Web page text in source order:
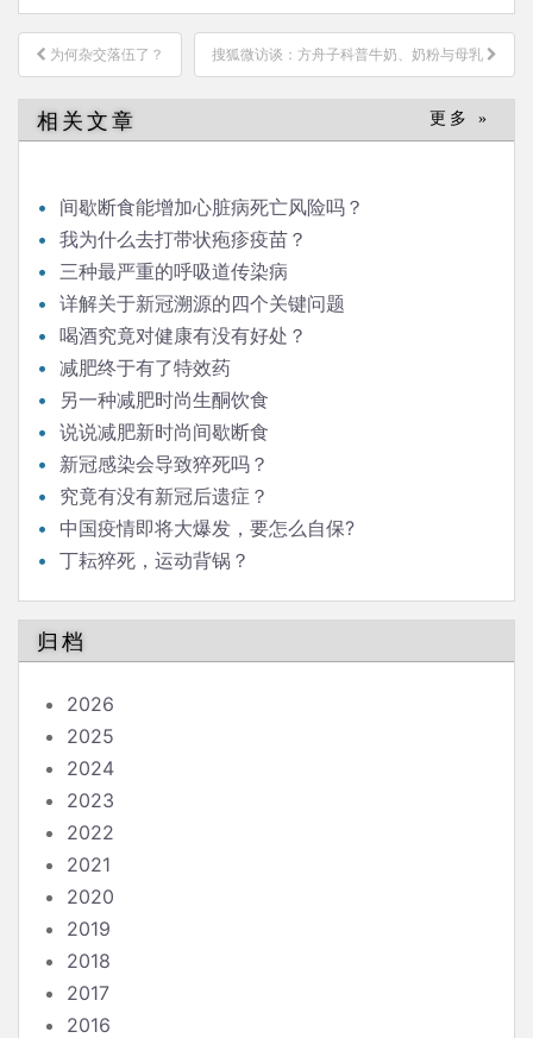
文
章
导
航
为何杂交落伍了？ 搜狐微访谈：方舟子科普牛奶、奶粉与母乳
相关文章 更多 »
间歇断食能增加心脏病死亡风险吗？
我为什么去打带状疱疹疫苗？
三种最严重的呼吸道传染病
详解关于新冠溯源的四个关键问题
喝酒究竟对健康有没有好处？
减肥终于有了特效药
另一种减肥时尚生酮饮食
说说减肥新时尚间歇断食
新冠感染会导致猝死吗？
究竟有没有新冠后遗症？
中国疫情即将大爆发，要怎么自保?
丁耘猝死，运动背锅？
归档
2026
2025
2024
2023
2022
2021
2020
2019
2018
2017
2016